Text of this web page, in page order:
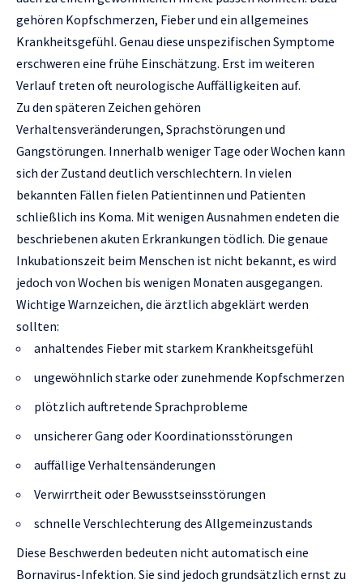
gehören Kopfschmerzen, Fieber und ein allgemeines
Krankheitsgefühl. Genau diese unspezifischen Symptome
erschweren eine frühe Einschätzung. Erst im weiteren
Verlauf treten oft neurologische Auffälligkeiten auf.
Zu den späteren Zeichen gehören
Verhaltensveränderungen, Sprachstörungen und
Gangstörungen. Innerhalb weniger Tage oder Wochen kann
sich der Zustand deutlich verschlechtern. In vielen
bekannten Fällen fielen Patientinnen und Patienten
schließlich ins Koma. Mit wenigen Ausnahmen endeten die
beschriebenen akuten Erkrankungen tödlich. Die genaue
Inkubationszeit beim Menschen ist nicht bekannt, es wird
jedoch von Wochen bis wenigen Monaten ausgegangen.
Wichtige Warnzeichen, die ärztlich abgeklärt werden
sollten:
anhaltendes Fieber mit starkem Krankheitsgefühl
ungewöhnlich starke oder zunehmende Kopfschmerzen
plötzlich auftretende Sprachprobleme
unsicherer Gang oder Koordinationsstörungen
auffällige Verhaltensänderungen
Verwirrtheit oder Bewusstseinsstörungen
schnelle Verschlechterung des Allgemeinzustands
Diese Beschwerden bedeuten nicht automatisch eine
Bornavirus-Infektion. Sie sind jedoch grundsätzlich ernst zu